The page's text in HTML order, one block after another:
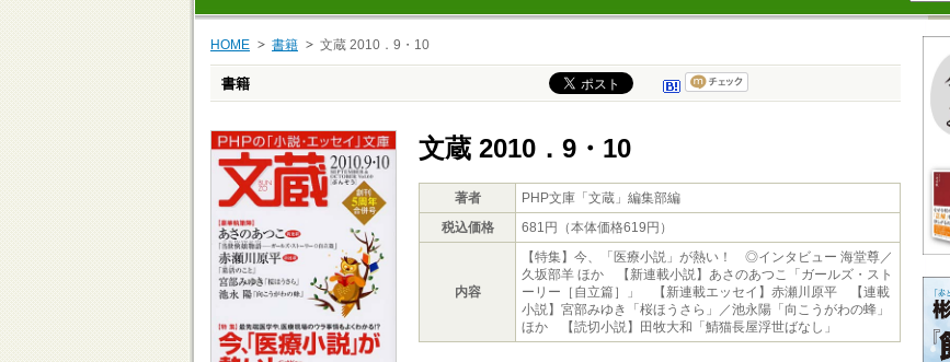
HOME 書籍 文蔵 2010．9・10
書籍
文蔵 2010．9・10
著者
PHP文庫「文蔵」編集部編
税込価格
681円（本体価格619円）
内容
【特集】今、「医療小説」が熱い！ ◎インタビュー 海堂尊／
久坂部羊 ほか 【新連載小説】あさのあつこ「ガールズ・スト
ーリー［自立篇］」 【新連載エッセイ】赤瀬川原平 【連載
小説】宮部みゆき「桜ほうさら」／池永陽「向こうがわの蜂」
ほか 【読切小説】田牧大和「鯖猫長屋浮世ばなし」